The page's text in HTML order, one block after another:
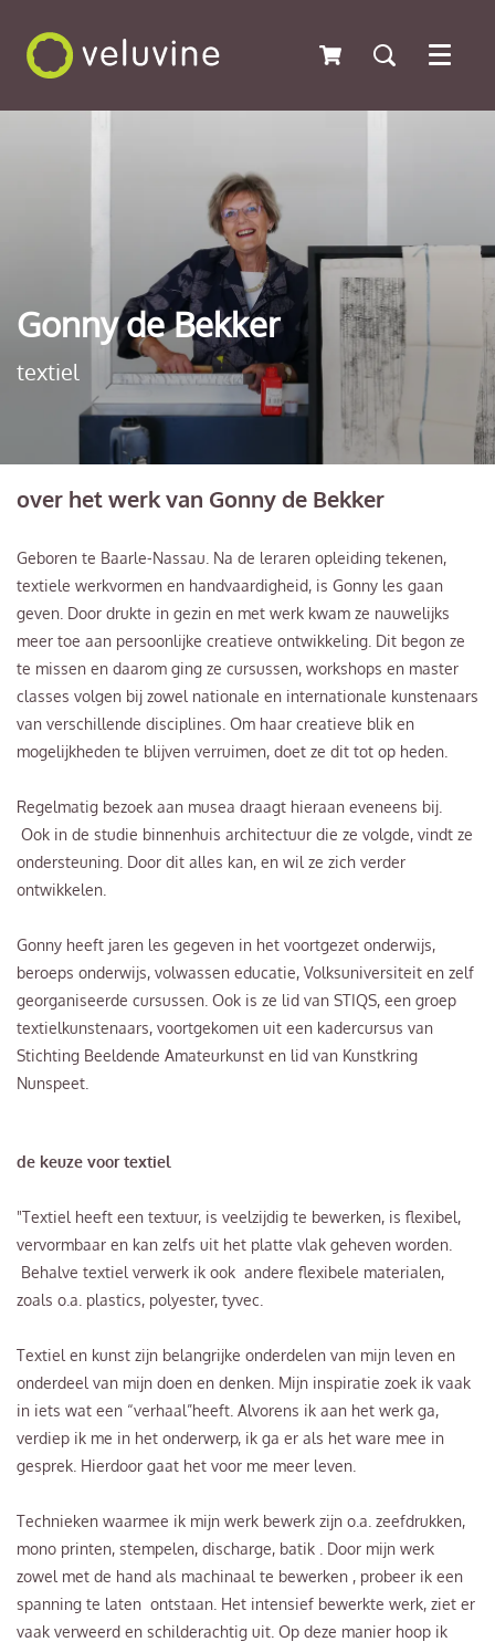
Menu
Gonny de Bekker
textiel
over het werk van Gonny de Bekker
Geboren te Baarle-Nassau. Na de leraren opleiding tekenen,
textiele werkvormen en handvaardigheid, is Gonny les gaan
geven. Door drukte in gezin en met werk kwam ze nauwelijks
meer toe aan persoonlijke creatieve ontwikkeling. Dit begon ze
te missen en daarom ging ze cursussen, workshops en master
classes volgen bij zowel nationale en internationale kunstenaars
van verschillende disciplines. Om haar creatieve blik en
mogelijkheden te blijven verruimen, doet ze dit tot op heden.
Regelmatig bezoek aan musea draagt hieraan eveneens bij.
Ook in de studie binnenhuis architectuur die ze volgde, vindt ze
ondersteuning. Door dit alles kan, en wil ze zich verder
ontwikkelen.
Gonny heeft jaren les gegeven in het voortgezet onderwijs,
beroeps onderwijs, volwassen educatie, Volksuniversiteit en zelf
georganiseerde cursussen. Ook is ze lid van STIQS, een groep
textielkunstenaars, voortgekomen uit een kadercursus van
Stichting Beeldende Amateurkunst en lid van Kunstkring
Nunspeet.
de keuze voor textiel
"Textiel heeft een textuur, is veelzijdig te bewerken, is flexibel,
vervormbaar en kan zelfs uit het platte vlak geheven worden.
Behalve textiel verwerk ik ook andere flexibele materialen,
zoals o.a. plastics, polyester, tyvec.
Textiel en kunst zijn belangrijke onderdelen van mijn leven en
onderdeel van mijn doen en denken. Mijn inspiratie zoek ik vaak
in iets wat een “verhaal”heeft. Alvorens ik aan het werk ga,
verdiep ik me in het onderwerp, ik ga er als het ware mee in
gesprek. Hierdoor gaat het voor me meer leven.
Technieken waarmee ik mijn werk bewerk zijn o.a. zeefdrukken,
mono printen, stempelen, discharge, batik . Door mijn werk
zowel met de hand als machinaal te bewerken , probeer ik een
spanning te laten ontstaan. Het intensief bewerkte werk, ziet er
vaak verweerd en schilderachtig uit. Op deze manier hoop ik